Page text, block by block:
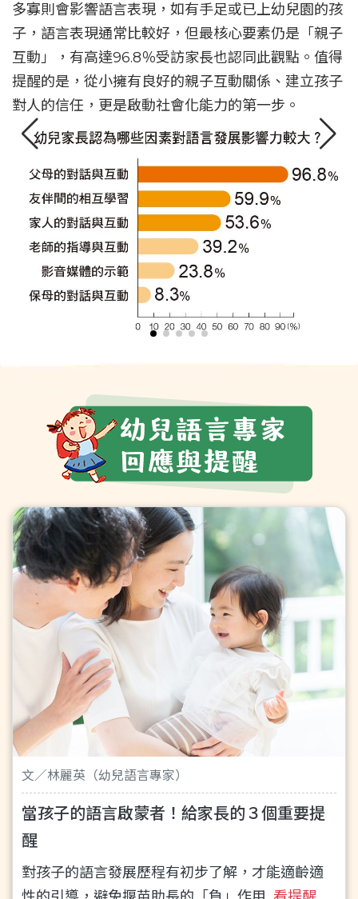
多寡則會影響語言表現，如有手足或已上幼兒園的孩
子，語言表現通常比較好，但最核心要素仍是「親子
互動」，有高達96.8％受訪家長也認同此觀點。值得
提醒的是，從小擁有良好的親子互動關係、建立孩子
對人的信任，更是啟動社會化能力的第一步。
文／林麗英（幼兒語言專家）
當孩子的語言啟蒙者！給家長的３個重要提
醒
對孩子的語言發展歷程有初步了解，才能適齡適